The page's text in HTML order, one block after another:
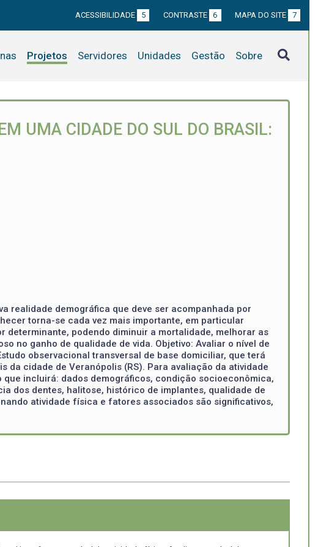
ACESSIBILIDADE 5 CONTRASTE 6 MAPA DO SITE 7
Projetos Servidores Unidades Gestão Sobre
UMA CIDADE DO SUL DO BRASIL:
realidade demográfica que deve ser acompanhada por
torna-se cada vez mais importante, em particular
podendo diminuir a mortalidade, melhorar as
no ganho de qualidade de vida. Objetivo: Avaliar o nível de
observacional transversal de base domiciliar, que terá
cidade de Veranópolis (RS). Para avaliação da atividade
incluirá: dados demográficos, condição socioeconômica,
dos dentes, halitose, histórico de implantes, qualidade de
atividade física e fatores associados são significativos,